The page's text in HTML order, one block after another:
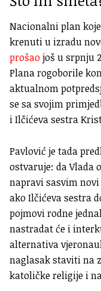
Nacionalni plan
krenuti u izradu
prošaojoš u srpnju
Plana rogoborile
aktualnom
se sa svojim
i Ilčićeva sestra
Pavlović je tada
ostvaruje: da Vlada
napravi sasvim novi
ako Ilčićeva sestra
pojmovi rodne
nastradat će i
alternativa
naglasak staviti na
katoličke religije i